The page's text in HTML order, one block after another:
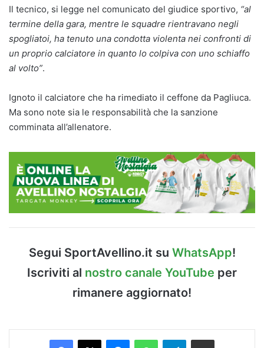
Il tecnico, si legge nel comunicato del giudice sportivo, “al
termine della gara, mentre le squadre rientravano negli
spogliatoi, ha tenuto una condotta violenta nei confronti di
un proprio calciatore in quanto lo colpiva con uno schiaffo
al volto”.
Ignoto il calciatore che ha rimediato il ceffone da Pagliuca.
Ma sono note sia le responsabilità che la sanzione
comminata all’allenatore.
Segui SportAvellino.it su WhatsApp!
Iscriviti al nostro canale YouTube per
rimanere aggiornato!
Facebook
X MessengerWhatsAppTelegramCondividi via Email